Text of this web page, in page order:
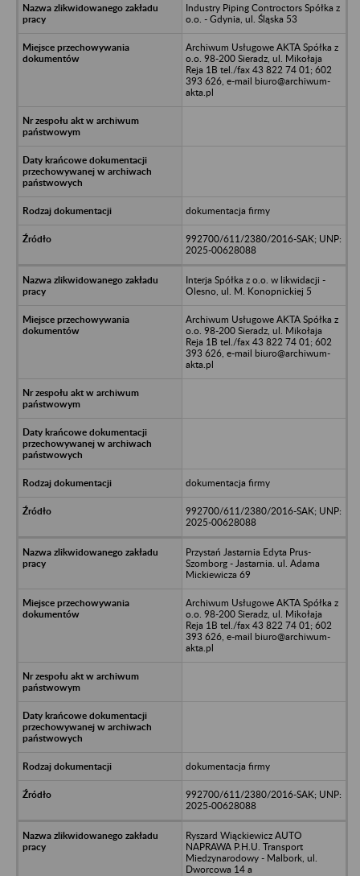
Industry Piping Controctors Spółka z
o.o. - Gdynia, ul. Śląska 53
Archiwum Usługowe AKTA Spółka z
o.o. 98-200 Sieradz, ul. Mikołaja
Reja 1B tel./fax 43 822 74 01; 602
393 626, e-mail biuro@archiwum-
akta.pl
dokumentacja firmy
992700/611/2380/2016-SAK; UNP:
2025-00628088
Interja Spółka z o.o. w likwidacji -
Olesno, ul. M. Konopnickiej 5
Archiwum Usługowe AKTA Spółka z
o.o. 98-200 Sieradz, ul. Mikołaja
Reja 1B tel./fax 43 822 74 01; 602
393 626, e-mail biuro@archiwum-
akta.pl
dokumentacja firmy
992700/611/2380/2016-SAK; UNP:
2025-00628088
Przystań Jastarnia Edyta Prus-
Szomborg - Jastarnia. ul. Adama
Mickiewicza 69
Archiwum Usługowe AKTA Spółka z
o.o. 98-200 Sieradz, ul. Mikołaja
Reja 1B tel./fax 43 822 74 01; 602
393 626, e-mail biuro@archiwum-
akta.pl
dokumentacja firmy
992700/611/2380/2016-SAK; UNP:
2025-00628088
Ryszard Wiąckiewicz AUTO
NAPRAWA P.H.U. Transport
Miedzynarodowy - Malbork, ul.
Dworcowa 14 a